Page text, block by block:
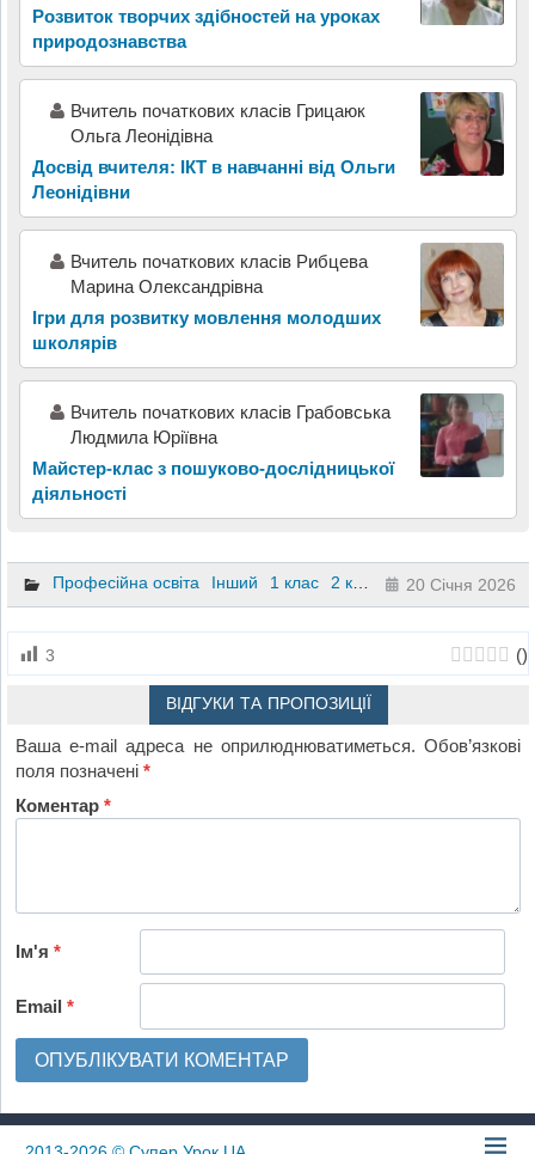
Розвиток творчих здібностей на уроках
природознавства
Вчитель початкових класів Грицаюк
Ольга Леонідівна
Досвід вчителя: ІКТ в навчанні від Ольги
Леонідівни
Вчитель початкових класів Рибцева
Марина Олександрівна
Ігри для розвитку мовлення молодших
школярів
Вчитель початкових класів Грабовська
Людмила Юріївна
Майстер-клас з пошуково-дослідницької
діяльності
Професійна освіта Інший 1 клас 2 клас 3 клас 4 клас
20 Січня 2026
3 ()
ВІДГУКИ ТА ПРОПОЗИЦІЇ
Ваша e-mail адреса не оприлюднюватиметься. Обов’язкові
поля позначені*
Коментар*
Ім'я*
Email*